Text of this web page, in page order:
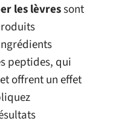
les lèvressont
peptides, qui
offrent un effet